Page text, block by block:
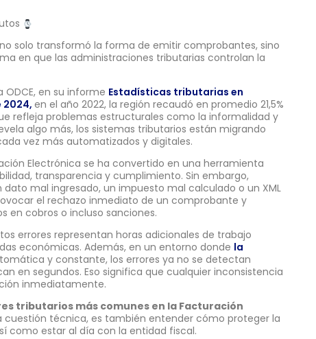
solo transformó la forma de emitir comprobantes, sino
en que las administraciones tributarias controlan la
en su informe Estadísticas tributarias en
2024, en el año 2022, la región recaudó en promedio 21,5%
refleja problemas estructurales como la informalidad y
algo más, los sistemas tributarios están migrando
vez más automatizados y digitales.
Electrónica se ha convertido en una herramienta
transparencia y cumplimiento. Sin embargo,
dato mal ingresado, un impuesto mal calculado o un XML
el rechazo inmediato de un comprobante y
en cobros o incluso sanciones.
errores representan horas adicionales de trabajo
económicas. Además, en un entorno donde la
y constante, los errores ya no se detectan
en segundos. Eso significa que cualquier inconsistencia
inmediatamente.
tributarios más comunes en la Facturación
cuestión técnica, es también entender cómo proteger la
como estar al día con la entidad fiscal.